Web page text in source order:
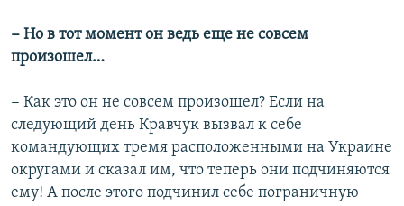
− Но в тот момент он ведь еще не совсем
произошел…
− Как это он не совсем произошел? Если на
следующий день Кравчук вызвал к себе
командующих тремя расположенными на Украине
округами и сказал им, что теперь они подчиняются
ему! А после этого подчинил себе пограничную